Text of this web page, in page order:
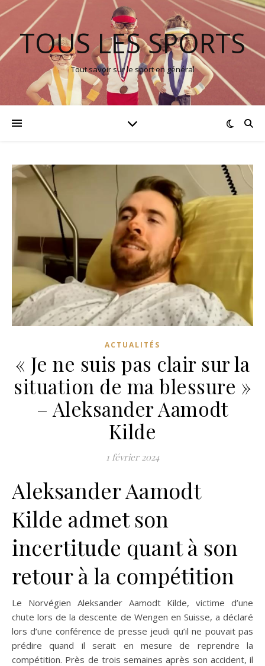
TOUS LES SPORTS
Tout savoir sur le sport en général
ACTUALITÉS
« Je ne suis pas clair sur la
situation de ma blessure »
– Aleksander Aamodt
Kilde
1 février 2024
Aleksander Aamodt
Kilde admet son
incertitude quant à son
retour à la compétition
Le Norvégien Aleksander Aamodt Kilde, victime d’une
chute lors de la descente de Wengen en Suisse, a déclaré
lors d’une conférence de presse jeudi qu’il ne pouvait pas
prédire quand il serait en mesure de reprendre la
compétition. Près de trois semaines après son accident, il